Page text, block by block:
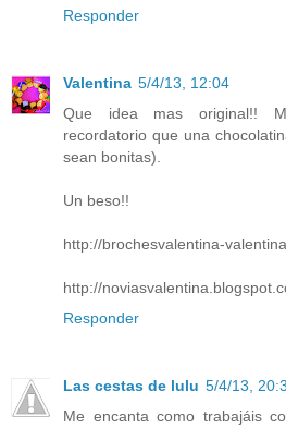
Responder
Valentina 5/4/13, 12:04
Que idea mas original!!
recordatorio que una
sean bonitas).
Un beso!!
http://brochesvalentina-
http://
Responder
Las cestas de lulu 5/4/13,
Me encanta como trabajáis